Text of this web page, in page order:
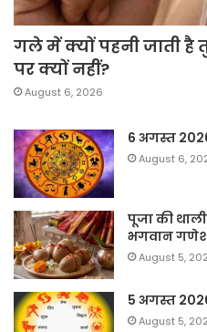
गले में क्यों पहनी जाती है
पर क्यों नहीं?
August 6, 2026
6 अगस्त
August 6,
पूजा की
भगवान गणेश
August 5,
5 अगस्त
August 5,